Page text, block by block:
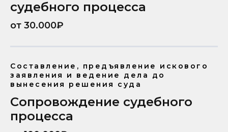
судебного процесса
от 30.000₽
Составление, предъявление искового
заявления и ведение дела до
вынесения решения суда
Сопровождение судебного
процесса